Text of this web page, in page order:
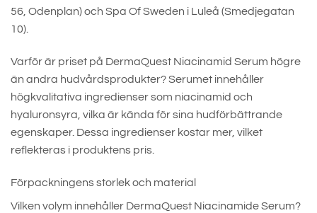
56, Odenplan) och Spa Of Sweden i Luleå (Smedjegatan
10).
Varför är priset på DermaQuest Niacinamid Serum högre
än andra hudvårdsprodukter? Serumet innehåller
högkvalitativa ingredienser som niacinamid och
hyaluronsyra, vilka är kända för sina hudförbättrande
egenskaper. Dessa ingredienser kostar mer, vilket
reflekteras i produktens pris.
Förpackningens storlek och material
Vilken volym innehåller DermaQuest Niacinamide Serum?